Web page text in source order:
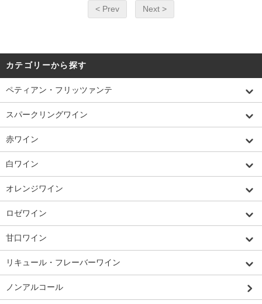
< Prev Next >
カテゴリーから探す
ペティアン・フリッツァンテ
スパークリングワイン
赤ワイン
白ワイン
オレンジワイン
ロゼワイン
甘口ワイン
リキュール・フレーバーワイン
ノンアルコール